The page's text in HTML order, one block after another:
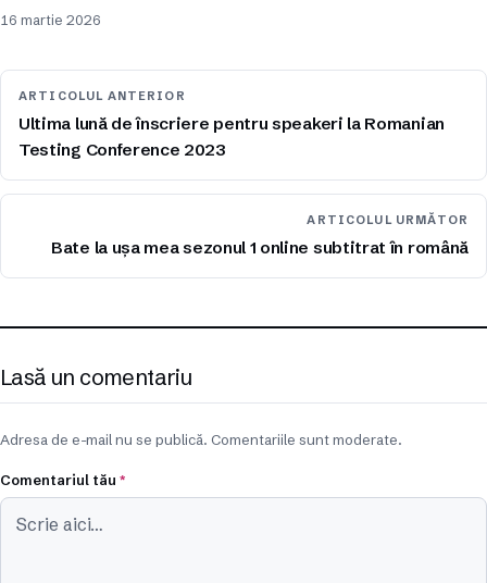
16 martie 2026
ARTICOLUL ANTERIOR
Ultima lună de înscriere pentru speakeri la Romanian
Testing Conference 2023
ARTICOLUL URMĂTOR
Bate la ușa mea sezonul 1 online subtitrat în română
Lasă un comentariu
Adresa de e-mail nu se publică. Comentariile sunt moderate.
Comentariul tău *